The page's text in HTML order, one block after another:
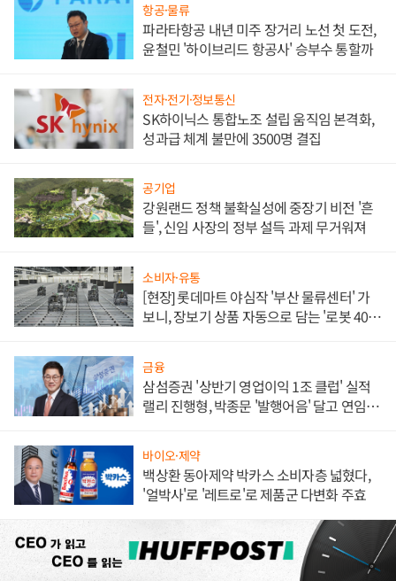
항공·물류
파라타항공 내년 미주 장거리 노선 첫 도전,
윤철민 '하이브리드 항공사' 승부수 통할까
전자·전기·정보통신
SK하이닉스 통합노조 설립 움직임 본격화,
성과급 체계 불만에 3500명 결집
공기업
강원랜드 정책 불확실성에 중장기 비전 '흔
들', 신임 사장의 정부 설득 과제 무거워져
소비자·유통
[현장] 롯데마트 야심작 '부산 물류센터' 가
보니, 장보기 상품 자동으로 담는 '로봇 400
금융
삼섬증권 '상반기 영업이익 1조 클럽' 실적
랠리 진행형, 박종문 '발행어음' 달고 연임 향
바이오·제약
백상환 동아제약 박카스 소비자층 넓혔다,
'얼박사'로 '레트로'로 제품군 다변화 주효